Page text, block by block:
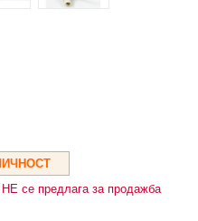
се предлага за продажба